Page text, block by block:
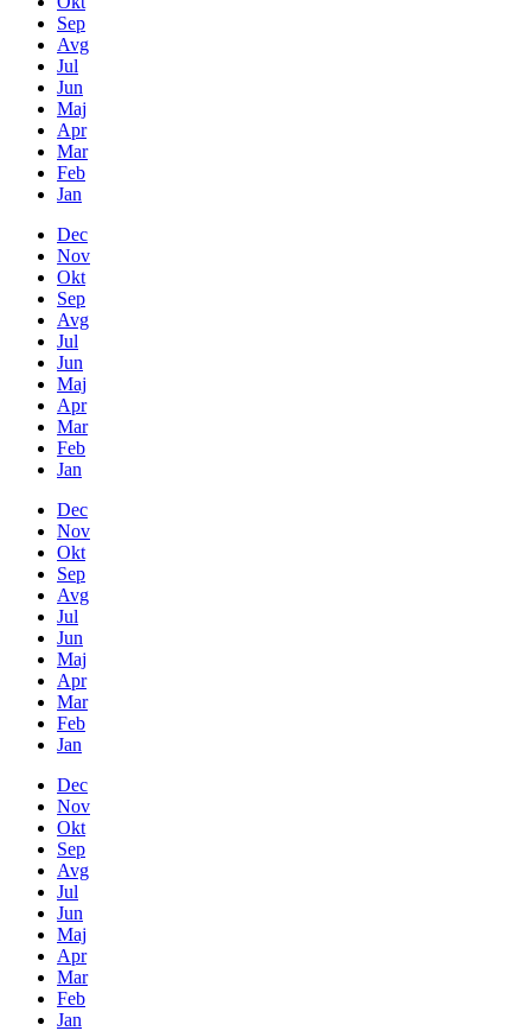
Sep
Avg
Jul
Jun
Maj
Apr
Mar
Feb
Jan
Dec
Nov
Okt
Sep
Avg
Jul
Jun
Maj
Apr
Mar
Feb
Jan
Dec
Nov
Okt
Sep
Avg
Jul
Jun
Maj
Apr
Mar
Feb
Jan
Dec
Nov
Okt
Sep
Avg
Jul
Jun
Maj
Apr
Mar
Feb
Jan